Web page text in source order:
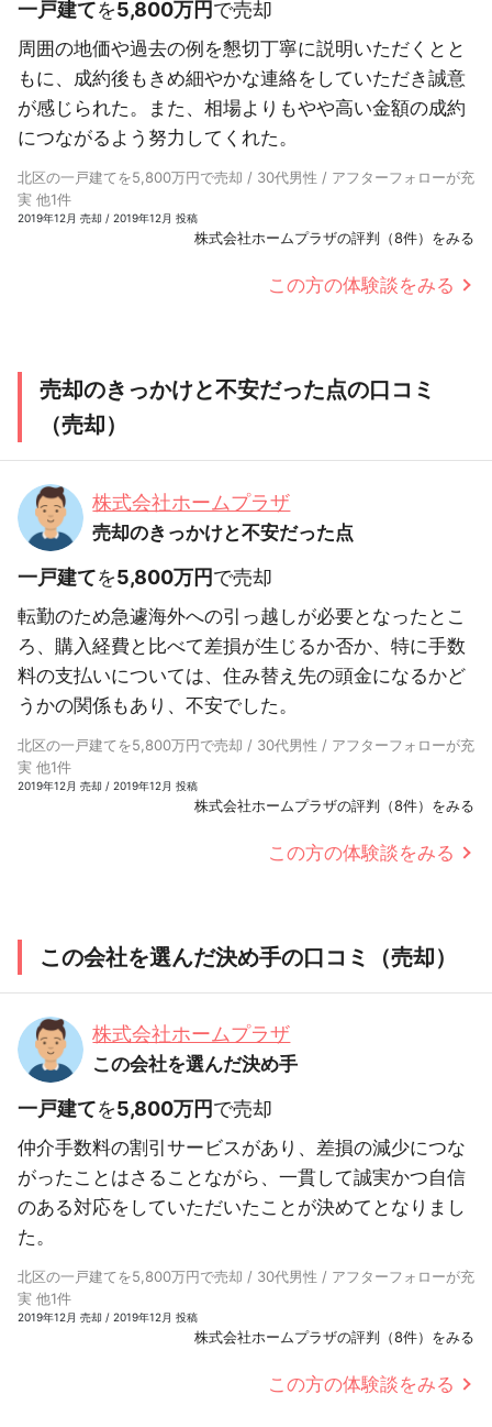
一戸建てを5,800万円で売却
周囲の地価や過去の例を懇切丁寧に説明いただくとと
もに、成約後もきめ細やかな連絡をしていただき誠意
が感じられた。また、相場よりもやや高い金額の成約
につながるよう努力してくれた。
北区の一戸建てを5,800万円で売却 / 30代男性 / アフターフォローが充
実 他1件
2019年12月 売却 / 2019年12月 投稿
株式会社ホームプラザの評判（8件）をみる
この方の体験談をみる
売却のきっかけと不安だった点の口コミ
（売却）
株式会社ホームプラザ
売却のきっかけと不安だった点
一戸建てを5,800万円で売却
転勤のため急遽海外への引っ越しが必要となったとこ
ろ、購入経費と比べて差損が生じるか否か、特に手数
料の支払いについては、住み替え先の頭金になるかど
うかの関係もあり、不安でした。
北区の一戸建てを5,800万円で売却 / 30代男性 / アフターフォローが充
実 他1件
2019年12月 売却 / 2019年12月 投稿
株式会社ホームプラザの評判（8件）をみる
この方の体験談をみる
この会社を選んだ決め手の口コミ（売却）
株式会社ホームプラザ
この会社を選んだ決め手
一戸建てを5,800万円で売却
仲介手数料の割引サービスがあり、差損の減少につな
がったことはさることながら、一貫して誠実かつ自信
のある対応をしていただいたことが決めてとなりまし
た。
北区の一戸建てを5,800万円で売却 / 30代男性 / アフターフォローが充
実 他1件
2019年12月 売却 / 2019年12月 投稿
株式会社ホームプラザの評判（8件）をみる
この方の体験談をみる